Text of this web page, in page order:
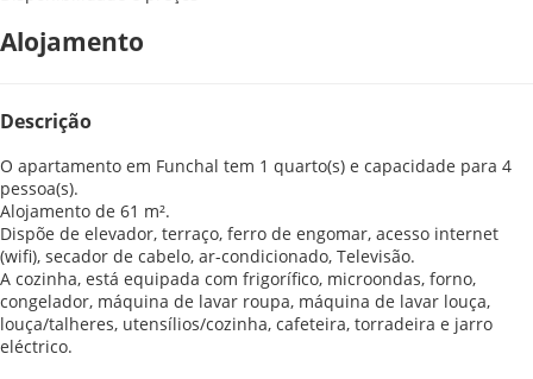
Alojamento
Descrição
O apartamento em Funchal tem 1 quarto(s) e capacidade para 4
pessoa(s).
Alojamento de 61 m².
Dispõe de elevador, terraço, ferro de engomar, acesso internet
(wifi), secador de cabelo, ar-condicionado, Televisão.
A cozinha, está equipada com frigorífico, microondas, forno,
congelador, máquina de lavar roupa, máquina de lavar louça,
louça/talheres, utensílios/cozinha, cafeteira, torradeira e jarro
eléctrico.